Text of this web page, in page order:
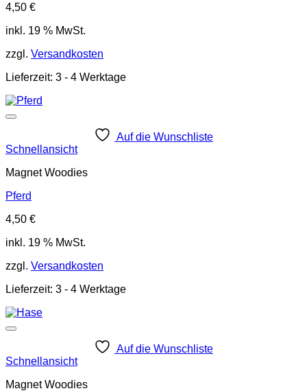
4,50 €
inkl. 19 % MwSt.
zzgl. Versandkosten
Lieferzeit: 3 - 4 Werktage
Auf die Wunschliste
Schnellansicht
Magnet Woodies
Pferd
4,50 €
inkl. 19 % MwSt.
zzgl. Versandkosten
Lieferzeit: 3 - 4 Werktage
Auf die Wunschliste
Schnellansicht
Magnet Woodies